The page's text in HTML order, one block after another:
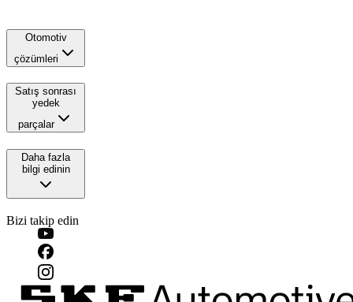
Otomotiv
çözümleri
Satış sonrası
yedek
parçalar
Daha fazla
bilgi edinin
Bizi takip edin